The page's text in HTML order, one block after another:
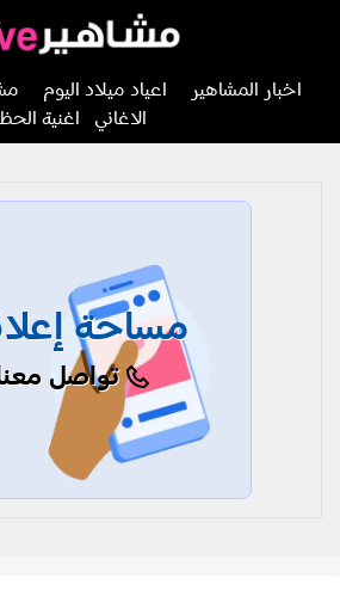
اخبار المشاهير اعياد ميلاد اليوم
الاغاني
اغنية الحظ
مساحة
تواصل